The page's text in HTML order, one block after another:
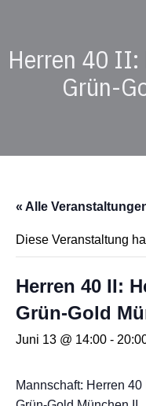
Herren 40 II:
Grün-
« Alle
Diese Veranstaltung
Herren 40 II:
Grün-Gold
Juni 13 @ 14:00 -
Mannschaft: Herren